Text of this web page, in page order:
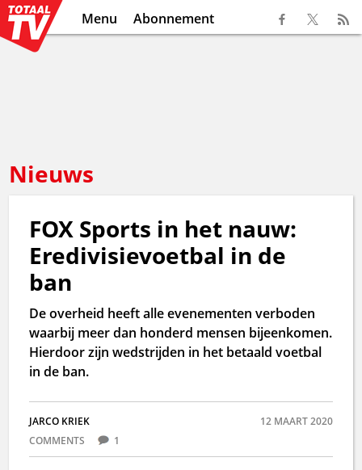
Menu Abonnement
Nieuws
FOX Sports in het nauw:
Eredivisievoetbal in de
ban
De overheid heeft alle evenementen verboden
waarbij meer dan honderd mensen bijeenkomen.
Hierdoor zijn wedstrijden in het betaald voetbal
in de ban.
JARCO KRIEK
12 MAART 2020
COMMENTS
1